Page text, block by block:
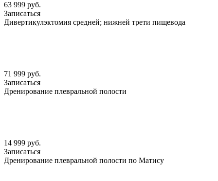
63 999 руб.
Записаться
Дивертикулэктомия средней; нижней трети пищевода
71 999 руб.
Записаться
Дренирование плевральной полости
14 999 руб.
Записаться
Дренирование плевральной полости по Матису